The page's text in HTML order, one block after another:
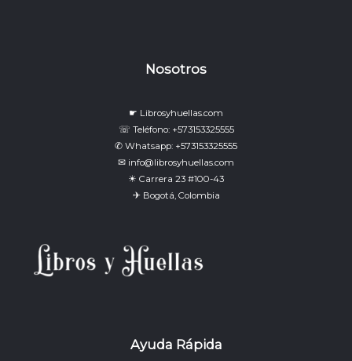
Nosotros
☛ Librosyhuellas.com
☏ Teléfono: +573153325555
✆ Whatsapp: +573153325555
✉ info@librosyhuellas.com
☀ Carrera 23 #100-43
✈ Bogotá, Colombia
Ayuda Rápida